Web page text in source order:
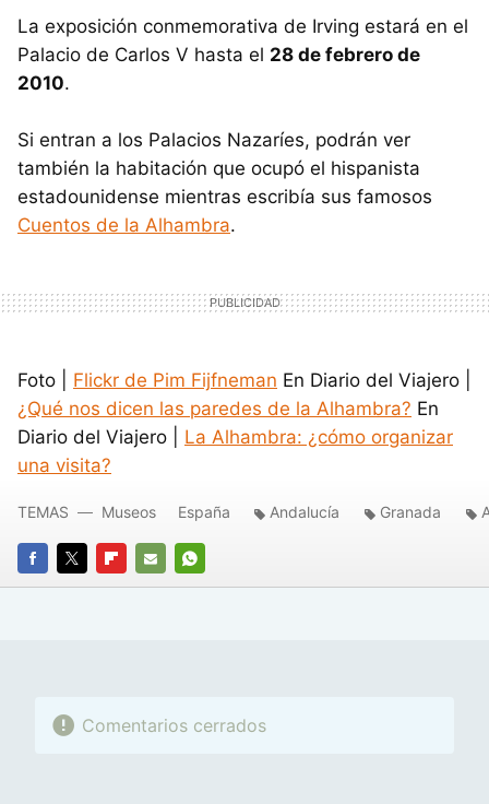
La exposición conmemorativa de Irving estará en el
Palacio de Carlos V hasta el 28 de febrero de
2010.
Si entran a los Palacios Nazaríes, podrán ver
también la habitación que ocupó el hispanista
estadounidense mientras escribía sus famosos
Cuentos de la Alhambra.
Foto | Flickr de Pim Fijfneman En Diario del Viajero |
¿Qué nos dicen las paredes de la Alhambra? En
Diario del Viajero | La Alhambra: ¿cómo organizar
una visita?
FACEBOOK
TWITTERFLIPBOARD
E-
WHATSAPP
TEMAS Museos España Andalucía Granada
Comentarios cerrados